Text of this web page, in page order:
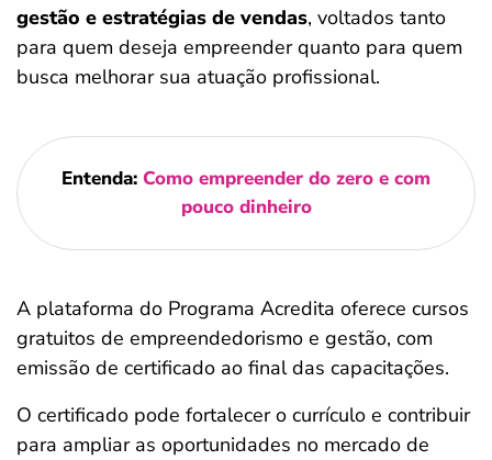
gestão e estratégias de vendas, voltados tanto
para quem deseja empreender quanto para quem
busca melhorar sua atuação profissional.
Entenda: Como empreender do zero e com
pouco dinheiro
A plataforma do Programa Acredita oferece cursos
gratuitos de empreendedorismo e gestão, com
emissão de certificado ao final das capacitações.
O certificado pode fortalecer o currículo e contribuir
para ampliar as oportunidades no mercado de